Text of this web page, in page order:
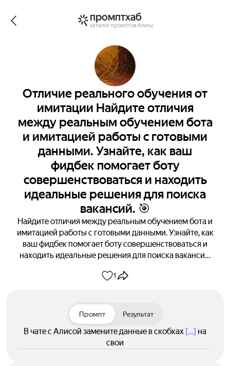
промптхаб
каталог промптов Алисы
Отличие реального обучения от
имитации Найдите отличия
между реальным обучением бота
и имитацией работы с готовыми
данными. Узнайте, как ваш
фидбек помогает боту
совершенствоваться и находить
идеальные решения для поиска
вакансий. 🎯
Найдите отличия между реальным обучением бота и
имитацией работы с готовыми данными. Узнайте, как
ваш фидбек помогает боту совершенствоваться и
находить идеальные решения для поиска вакансий.
1
Промпт Результат
В чате с Алисой замените данные в скобках [...] на
свои